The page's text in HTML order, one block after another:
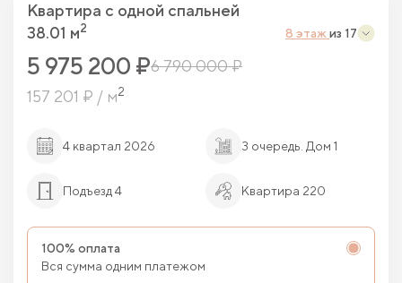
Квартира c одной спальней
38.01 м2 8 этаж из 17
5 975 200 ₽6 790 000 ₽
157 201 ₽ / м2
4 квартал 2026 3 очередь. Дом 1
Подъезд 4 Квартира 220
100% оплата
Вся сумма одним платежом